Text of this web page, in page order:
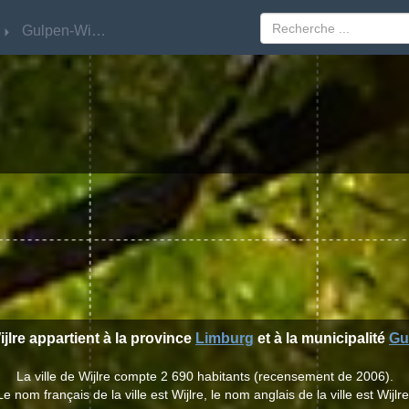
Gulpen-Wittem
appartient à la province Limburg et à la municipalité
La ville de Wijlre compte 2 690 habitants (recensement de 2006).
nom français de la ville est Wijlre, le nom anglais de la ville est Wijlre.
Gulpen-Wittem